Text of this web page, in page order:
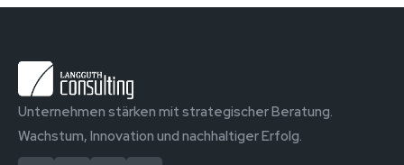
Unternehmen stärken mit strategischer Beratung.
Wachstum, Innovation und nachhaltiger Erfolg.